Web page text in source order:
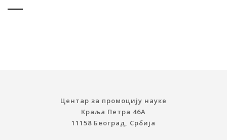
Центар за промоцију науке
Краља Петра 46A
11158 Београд, Србија